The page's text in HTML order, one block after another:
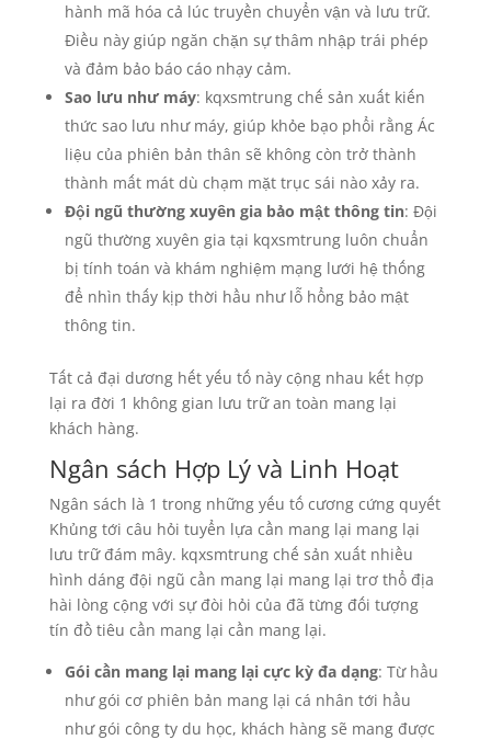
hành mã hóa cả lúc truyền chuyển vận và lưu trữ.
Điều này giúp ngăn chặn sự thâm nhập trái phép
và đảm bảo báo cáo nhạy cảm.
Sao lưu như máy: kqxsmtrung chế sản xuất kiến
thức sao lưu như máy, giúp khỏe bạo phổi rằng Ác
liệu của phiên bản thân sẽ không còn trở thành
thành mất mát dù chạm mặt trục sái nào xảy ra.
Đội ngũ thường xuyên gia bảo mật thông tin: Đội
ngũ thường xuyên gia tại kqxsmtrung luôn chuẩn
bị tính toán và khám nghiệm mạng lưới hệ thống
để nhìn thấy kịp thời hầu như lỗ hổng bảo mật
thông tin.
Tất cả đại dương hết yếu tố này cộng nhau kết hợp
lại ra đời 1 không gian lưu trữ an toàn mang lại
khách hàng.
Ngân sách Hợp Lý và Linh Hoạt
Ngân sách là 1 trong những yếu tố cương cứng quyết
Khủng tới câu hỏi tuyển lựa cần mang lại mang lại
lưu trữ đám mây. kqxsmtrung chế sản xuất nhiều
hình dáng đội ngũ cần mang lại mang lại trơ thổ địa
hài lòng cộng với sự đòi hỏi của đã từng đối tượng
tín đồ tiêu cần mang lại cần mang lại.
Gói cần mang lại mang lại cực kỳ đa dạng: Từ hầu
như gói cơ phiên bản mang lại cá nhân tới hầu
như gói công ty du học, khách hàng sẽ mang được